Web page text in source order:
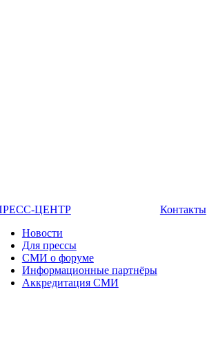
ЦЕНТР
Новости
Для прессы
СМИ о форуме
Информационные партнёры
Аккредитация СМИ
Контакты